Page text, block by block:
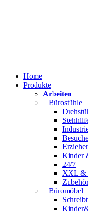
Home
Produkte
Arbeiten
Bürostühle
Kinder
24/7
XXL &
Zubehör
Büromöbel